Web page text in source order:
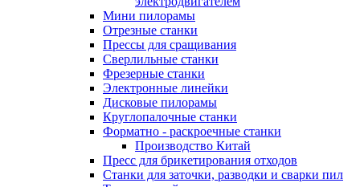
Мини пилорамы
Отрезные станки
Прессы для сращивания
Сверлильные станки
Фрезерные станки
Электронные линейки
Дисковые пилорамы
Круглопалочные станки
Форматно - раскроечные станки
Производство Китай
Пресс для брикетирования отходов
Станки для заточки, разводки и сварки пил